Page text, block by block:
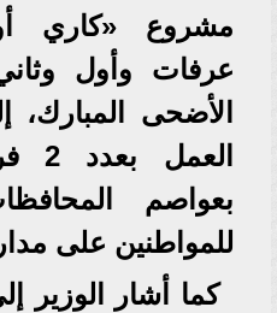
مشروع «كاري
عرفات وأول
الأضحى المبارك،
بعواصم
للمواطنين على
كما أشار الوزير